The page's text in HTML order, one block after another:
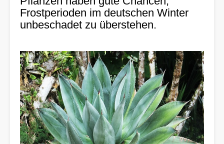
Frostperioden im deutschen Winter
unbeschadet zu überstehen.